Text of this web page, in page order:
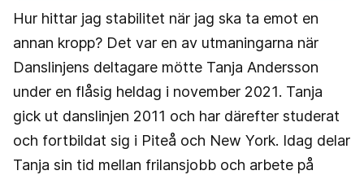
Hur hittar jag stabilitet när jag ska ta emot en
annan kropp? Det var en av utmaningarna när
Danslinjens deltagare mötte Tanja Andersson
under en flåsig heldag i november 2021. Tanja
gick ut danslinjen 2011 och har därefter studerat
och fortbildat sig i Piteå och New York. Idag delar
Tanja sin tid mellan frilansjobb och arbete på